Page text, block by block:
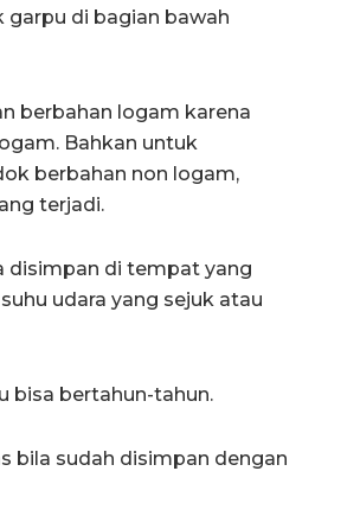
di bagian bawah
berbahan logam karena
Bahkan untuk
berbahan non logam,
terjadi.
disimpan di tempat yang
udara yang sejuk atau
bisa bertahun-tahun.
bila sudah disimpan dengan